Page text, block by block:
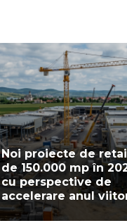
Noi proiecte de
de 150.000 mp în
cu perspective de
accelerare anul